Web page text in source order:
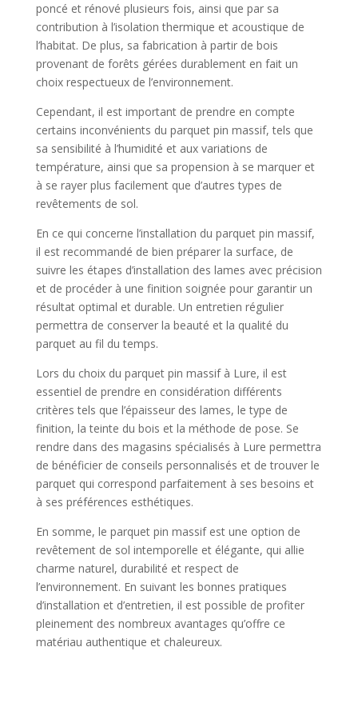
poncé et rénové plusieurs fois, ainsi que par sa
contribution à l’isolation thermique et acoustique de
l’habitat. De plus, sa fabrication à partir de bois
provenant de forêts gérées durablement en fait un
choix respectueux de l’environnement.
Cependant, il est important de prendre en compte
certains inconvénients du parquet pin massif, tels que
sa sensibilité à l’humidité et aux variations de
température, ainsi que sa propension à se marquer et
à se rayer plus facilement que d’autres types de
revêtements de sol.
En ce qui concerne l’installation du parquet pin massif,
il est recommandé de bien préparer la surface, de
suivre les étapes d’installation des lames avec précision
et de procéder à une finition soignée pour garantir un
résultat optimal et durable. Un entretien régulier
permettra de conserver la beauté et la qualité du
parquet au fil du temps.
Lors du choix du parquet pin massif à Lure, il est
essentiel de prendre en considération différents
critères tels que l’épaisseur des lames, le type de
finition, la teinte du bois et la méthode de pose. Se
rendre dans des magasins spécialisés à Lure permettra
de bénéficier de conseils personnalisés et de trouver le
parquet qui correspond parfaitement à ses besoins et
à ses préférences esthétiques.
En somme, le parquet pin massif est une option de
revêtement de sol intemporelle et élégante, qui allie
charme naturel, durabilité et respect de
l’environnement. En suivant les bonnes pratiques
d’installation et d’entretien, il est possible de profiter
pleinement des nombreux avantages qu’offre ce
matériau authentique et chaleureux.